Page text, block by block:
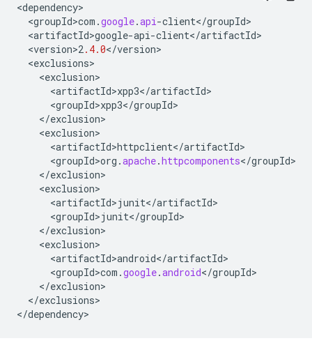
<dependency
<groupId>com .google.api-client</groupId
<artifactId>google-api-client</artifactId
<version>2.4.0</version
<exclusions
<exclusion
<artifactId>xpp3</artifactId
<groupId>xpp3</groupId
</exclusion
<exclusion
<artifactId>httpclient</artifactId
<groupId>org .apache.httpcomponents</groupId
</exclusion
<exclusion
<artifactId>junit</artifactId
<groupId>junit</groupId
</exclusion
<exclusion
<artifactId>android</artifactId
<groupId>com .google.android</groupId
</exclusion
</exclusions>
</dependency>